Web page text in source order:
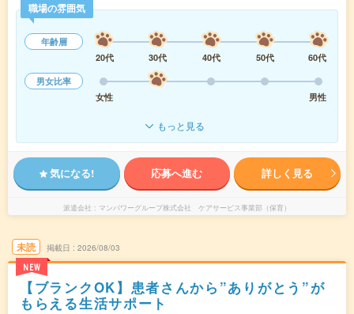
職場の雰囲気
年齢層
20代
30代 40代 50代
60代
男女比率
女性
男性
もっと見る
気になる! 応募へ進む 詳しく見る
派遣会社 マンパワーグループ株式会社 ケアサービス事業部（保育）
未読
NEW
掲載日 2026/08/03
【ブランクOK】患者さんから”ありがとう”が
もらえる生活サポート